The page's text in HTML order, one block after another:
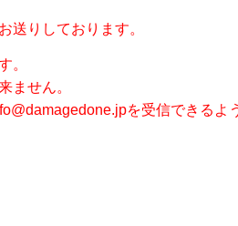
送りしております。
。
ません。
を受信できるよ